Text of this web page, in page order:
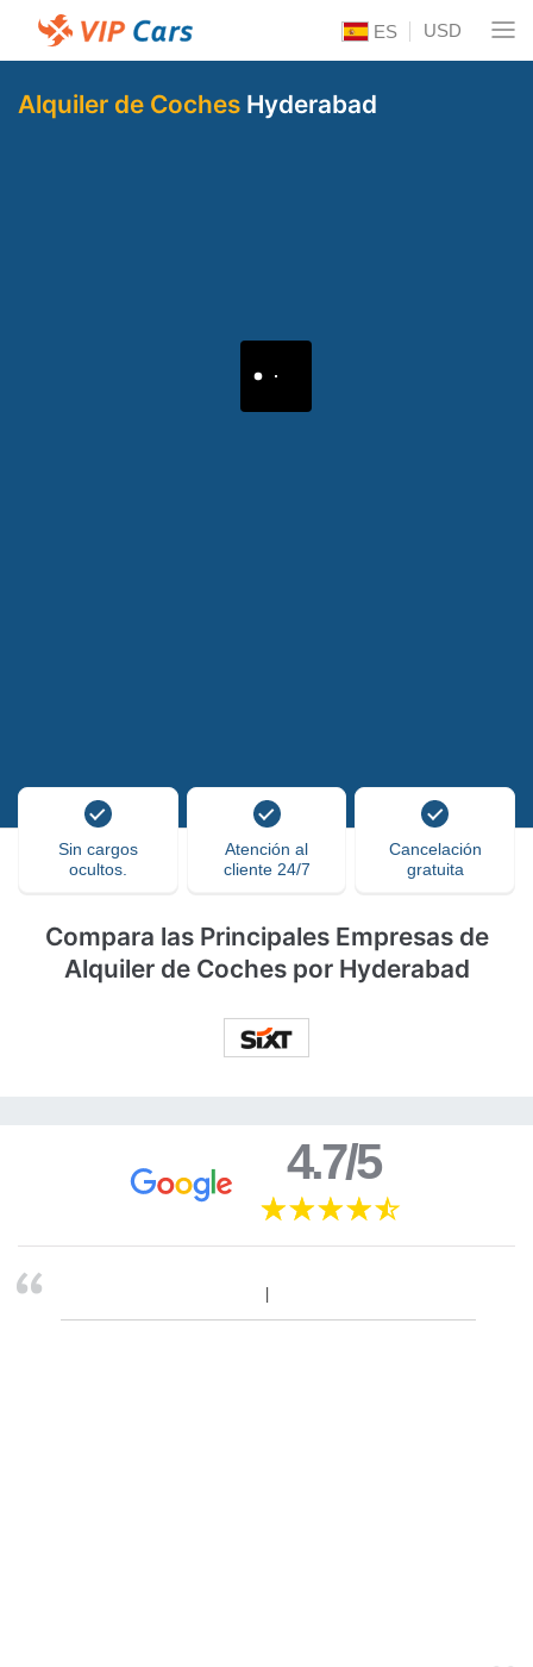
ES USD
Alquiler de Coches Hyderabad
Sin cargos
ocultos.
Atención al
cliente 24/7
Cancelación
gratuita
Compara las Principales Empresas de
Alquiler de Coches por Hyderabad
4.7/5